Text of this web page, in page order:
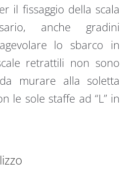
il fissaggio della scala
anche gradini
lo sbarco in
retrattili non sono
murare alla soletta
le sole staffe ad “L” in